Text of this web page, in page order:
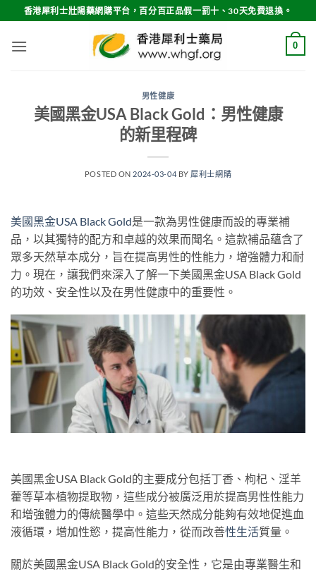
to
content
香港犀利士壯陽藥網購平台，百分百正品假一罰十、30天免費退換。
0
男性健康
美國黑金USA Black Gold：男性健康
的新里程碑
POSTED ON 2024-03-04 BY 犀利士網購
美國黑金USA Black Gold是一款為男性健康而設的專業補
品，以其獨特的配方和卓越的效果而聞名。這款補品蘊含了
眾多天然草本成分，旨在提高男性的性能力，增強體力和耐
力。現在，讓我們來深入了解一下美國黑金USA Black Gold
的功效、安全性以及在男性健康中的重要性。
美國黑金USA Black Gold的主要成分包括丁香、枸杞、淫羊
藿等草本植物提取物，這些成分被廣泛用於提高男性性能力
和增強體力的傳統醫學中。這些天然成分能夠有效地促進血
液循環，增加性慾，提高性能力，從而改善性生活質量。
關於美國黑金USA Black Gold的安全性，它是由專業醫生和